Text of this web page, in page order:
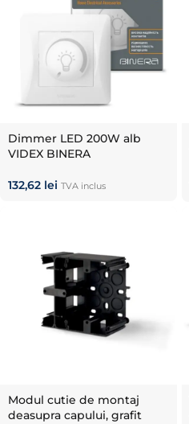
Dimmer LED 200W alb
VIDEX BINERA
132,62 lei TVA inclus
Modul cutie de montaj
deasupra capului, grafit